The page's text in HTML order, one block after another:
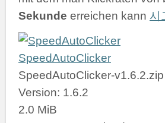
Sekunde erreichen kann 시
SpeedAutoClicker
SpeedAutoClicker-v1.6.2.zip
Version: 1.6.2
2.0 MiB